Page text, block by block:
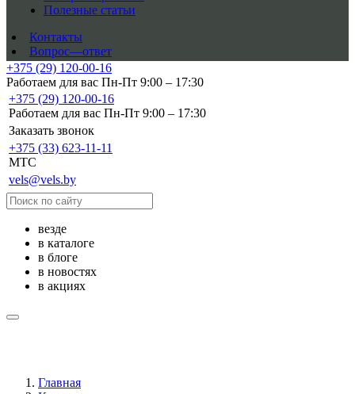
Полезные статьи
Контакты
Вопрос—ответ
+375 (29) 120-00-16
Работаем для вас Пн-Пт 9:00 – 17:30
+375 (29) 120-00-16
Работаем для вас Пн-Пт 9:00 – 17:30
Заказать звонок
+375 (33) 623-11-11
MTC
vels@vels.by
везде
в каталоге
в блоге
в новостях
в акциях
Главная